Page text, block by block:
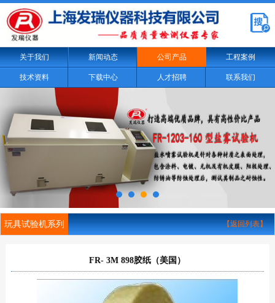
关于我们 新闻动态 公司产品 工程案例
技术资料 下载中心 人才招聘 联系我们
玩具试验机系列 【返回列表】
FR- 3M 898胶纸（美国）